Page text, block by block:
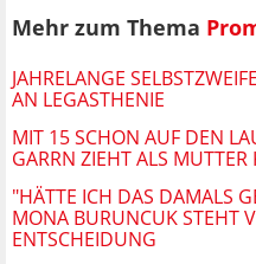
Mehr zum Thema
JAHRELANGE
AN LEGASTHENIE
MIT 15 SCHON AUF DEN
GARRN ZIEHT ALS MUTTER
"HÄTTE ICH DAS DAMALS
MONA BURUNCUK STEHT
ENTSCHEIDUNG